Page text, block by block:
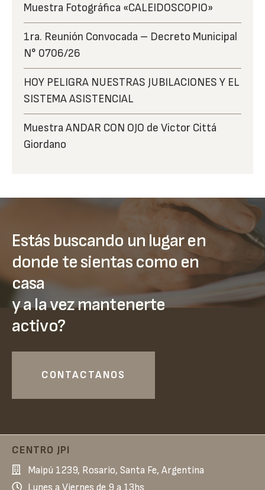
Muestra Fotográfica «CALEIDOSCOPIO»
1ra. Reunión Convocada – Decreto Municipal
N° 0706/26
HOY PELIGRA NUESTRAS JUBILACIONES Y EL
SISTEMA ASISTENCIAL
Muestra ANDAR CON OJO de Victor Cittá
Giordano
Estás buscando un lugar en
donde te sientas como en
casa
y a la vez mantenerte
activo?
CONTACTANOS
CENTRO JPI
Maipú 1239, Rosario, Santa Fe, Argentina
Lunes a Viernes de 9 a 13hs